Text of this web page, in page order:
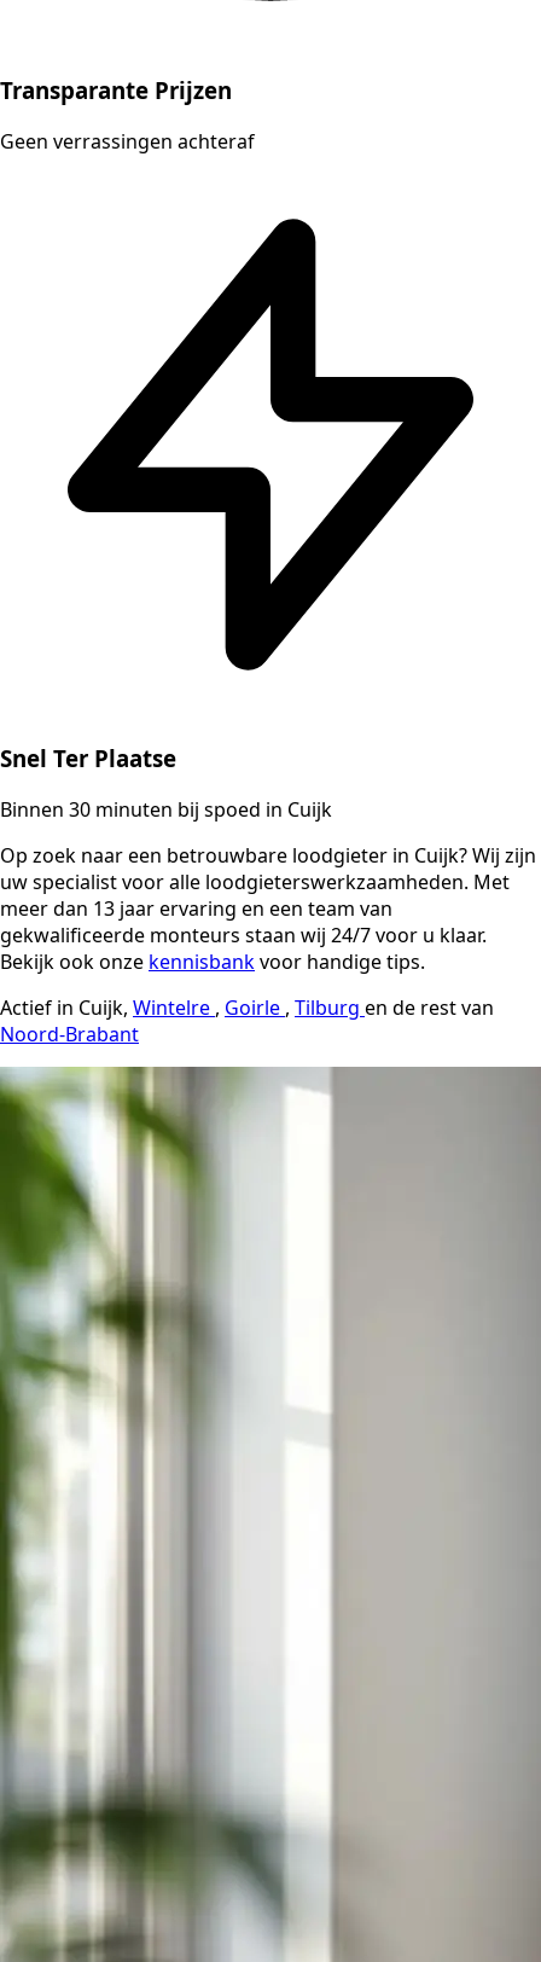
Transparante Prijzen
Geen verrassingen achteraf
Snel Ter Plaatse
Binnen 30 minuten bij spoed in Cuijk
Op zoek naar een betrouwbare loodgieter in Cuijk? Wij zijn
uw specialist voor alle loodgieterswerkzaamheden. Met
meer dan 13 jaar ervaring en een team van
gekwalificeerde monteurs staan wij 24/7 voor u klaar.
Bekijk ook onze kennisbankvoor handige tips.
Actief in Cuijk, Wintelre , Goirle , Tilburg en de rest van
Noord-Brabant